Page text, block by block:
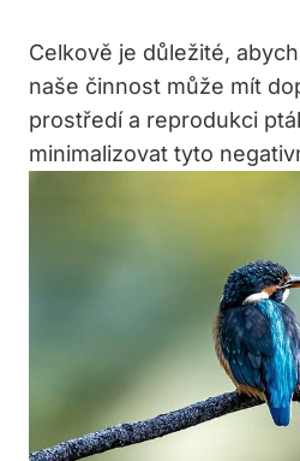
Celkově je důležité,
naše činnost může mít
prostředí a reprodukci
minimalizovat tyto